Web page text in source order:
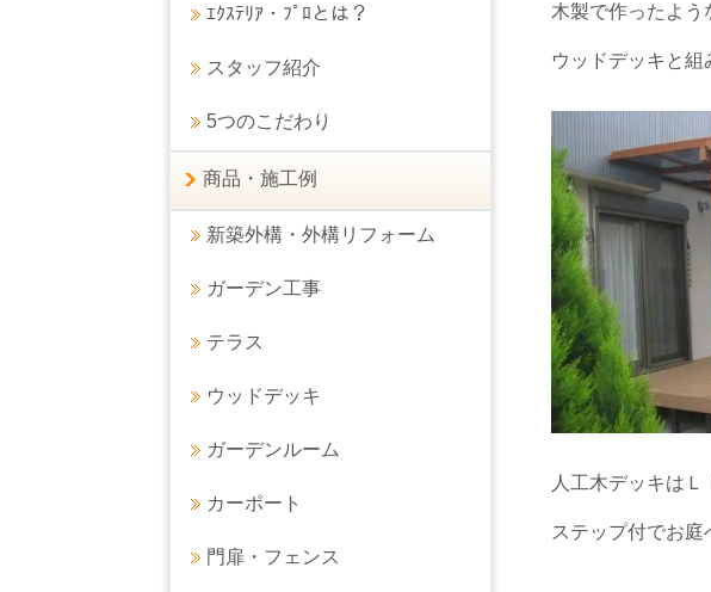
木製で作ったよ
ウッドデッキと
人工木デッキは
ステップ付でお庭
ｴｸｽﾃﾘｱ・ﾌﾟﾛとは？
スタッフ紹介
5つのこだわり
商品・施工例
新築外構・外構リフォーム
ガーデン工事
テラス
ウッドデッキ
ガーデンルーム
カーポート
門扉・フェンス